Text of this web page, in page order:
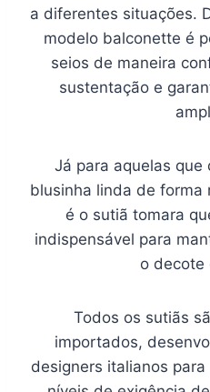
a diferentes situações.
modelo balconette é
seios de maneira
sustentação e
Já para aquelas que
blusinha linda de forma
é o sutiã tomara
indispensável para
o decote
Todos os sutiãs
importados,
designers italianos